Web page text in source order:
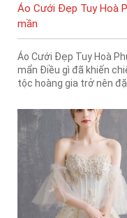
Áo Cưới Đẹp Tuy Hoà
mần
Áo Cưới Đẹp Tuy Hoà
mẩn Điều gì đã khiến
tộc hoàng gia trở nên